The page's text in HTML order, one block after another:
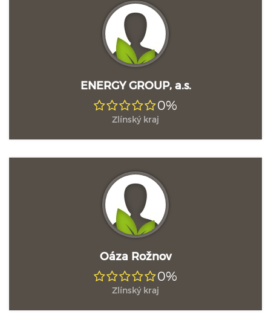
ENERGY GROUP, a.s.
0%
Zlínský kraj
Oáza Rožnov
0%
Zlínský kraj